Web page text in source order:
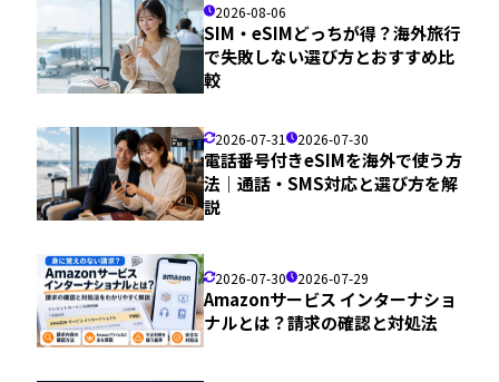
2026-08-06
SIM・eSIMどっちが得？海外旅行
で失敗しない選び方とおすすめ比
較
2026-07-31 2026-07-30
電話番号付きeSIMを海外で使う方
法｜通話・SMS対応と選び方を解
説
2026-07-30 2026-07-29
Amazonサービス インターナショ
ナルとは？請求の確認と対処法